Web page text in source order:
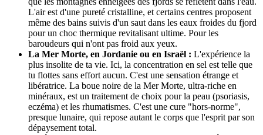
L'air est d'une pureté cristalline, et certains centres proposent
même des bains suivis d'un saut dans les eaux froides du fjord
pour un choc thermique revitalisant ultime. Pour les
baroudeurs qui n'ont pas froid aux yeux.
La Mer Morte, en Jordanie ou en Israël : L'expérience la
plus insolite de ta vie. Ici, la concentration en sel est telle que
tu flottes sans effort aucun. C'est une sensation étrange et
libératrice. La boue noire de la Mer Morte, ultra-riche en
minéraux, est un traitement de choix pour la peau (psoriasis,
eczéma) et les rhumatismes. C'est une cure "hors-norme",
presque lunaire, qui repose autant le corps que l'esprit par son
dépaysement total.